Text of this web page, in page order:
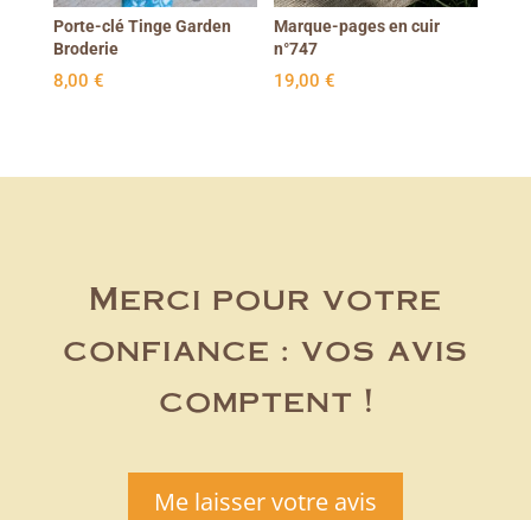
Porte-clé Tinge Garden
Broderie
8,00 €
Marque-pages en cuir
n°747
19,00€
Merci pour votre
confiance : vos avis
comptent !
Me laisser votre avis